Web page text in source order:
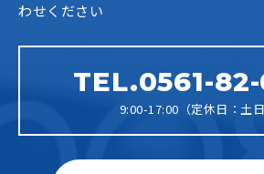
わせください
TEL.0561-
9:00-17:00（定休日：土日